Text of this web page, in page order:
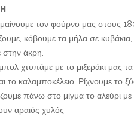
τον φούρνο μας στους
κόβουμε τα μήλα σε
άκρη.
χτυπάμε με το μιξεράκι μας
το καλαμποκέλειο. Ρίχνουμε το
πάνω στο μίγμα το αλεύρι
αραιός χυλός.